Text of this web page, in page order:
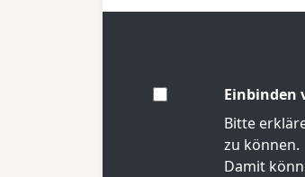
Einbinden
Bitte
zu können.
Damit